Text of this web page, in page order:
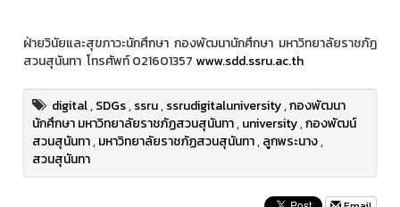
ฝ่ายวินัยและสุขภาวะนักศึกษา กองพัฒนานักศึกษา มหาวิทยาลัยราชภัฏ
สวนสุนันทา โทรศัพท์ 021601357 www.sdd.ssru.ac.th
digital,SDGs,ssru,ssrudigitaluniversity,กองพัฒนา
นักศึกษา มหาวิทยาลัยราชภัฏสวนสุนันทา,university,กองพัฒน์
สวนสุนันทา,มหาวิทยาลัยราชภัฏสวนสุนันทา,ลูกพระนาง,
สวนสุนันทา